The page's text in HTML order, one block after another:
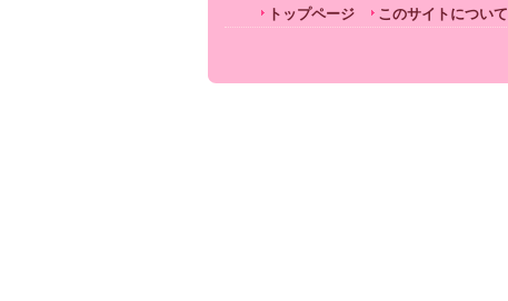
トップページ このサイトについて